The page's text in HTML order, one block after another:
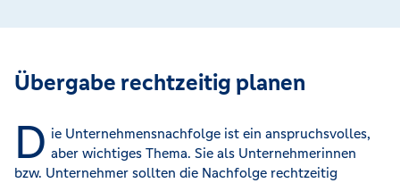
Übergabe rechtzeitig planen
D ie Unternehmensnachfolge ist ein anspruchsvolles,
aber wichtiges Thema. Sie als Unternehmerinnen
bzw. Unternehmer sollten die Nachfolge rechtzeitig